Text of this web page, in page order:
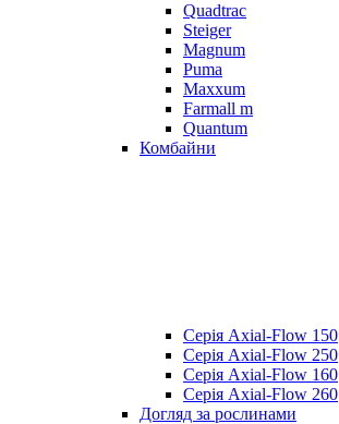
Quadtrac
Steiger
Magnum
Puma
Maxxum
Farmall m
Quantum
Комбайни
Серія Axial-Flow 150
Серія Axial-Flow 250
Серія Axial-Flow 160
Серія Axial-Flow 260
Догляд за рослинами